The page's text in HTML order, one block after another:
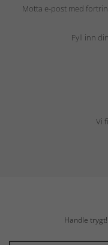
Motta e-post med
Fyll inn
Vi
Handle